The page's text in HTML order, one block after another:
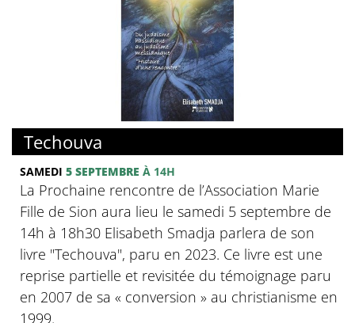
Techouva
SAMEDI 5 SEPTEMBRE À 14H
La Prochaine rencontre de l’Association Marie
Fille de Sion aura lieu le samedi 5 septembre de
14h à 18h30 Elisabeth Smadja parlera de son
livre "Techouva", paru en 2023. Ce livre est une
reprise partielle et revisitée du témoignage paru
en 2007 de sa « conversion » au christianisme en
1999.